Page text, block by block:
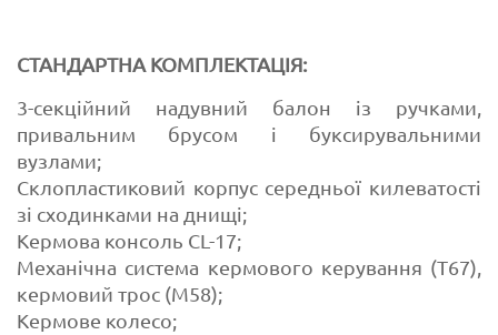
СТАНДАРТНА КОМПЛЕКТАЦІЯ:
3-секційний надувний балон із ручками,
привальним брусом і буксирувальними
вузлами;
Склопластиковий корпус середньої килеватості
зі сходинками на днищі;
Кермова консоль CL-17;
Механічна система кермового керування (T67),
кермовий трос (M58);
Кермове колесо;